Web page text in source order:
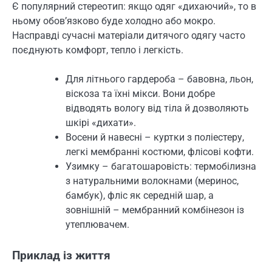
Є популярний стереотип: якщо одяг «дихаючий», то в
ньому обов’язково буде холодно або мокро.
Насправді сучасні матеріали дитячого одягу часто
поєднують комфорт, тепло і легкість.
Для літнього гардероба – бавовна, льон,
віскоза та їхні мікси. Вони добре
відводять вологу від тіла й дозволяють
шкірі «дихати».
Восени й навесні – куртки з поліестеру,
легкі мембранні костюми, флісові кофти.
Узимку – багатошаровість: термобілизна
з натуральними волокнами (меринос,
бамбук), фліс як середній шар, а
зовнішній – мембранний комбінезон із
утеплювачем.
Приклад із життя